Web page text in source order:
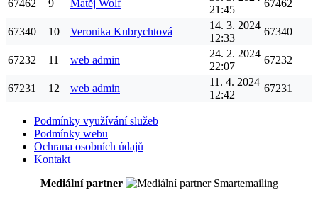
67462 9 Matěj Wolf
21:45
67462
67340 10 Veronika Kubrychtová
14. 3. 2024
12:33
67340
67232 11 web admin
24. 2. 2024
22:07
67232
67231 12 web admin
11. 4. 2024
12:42
67231
Podmínky využívání služeb
Podmínky webu
Ochrana osobních údajů
Kontakt
Mediální partner